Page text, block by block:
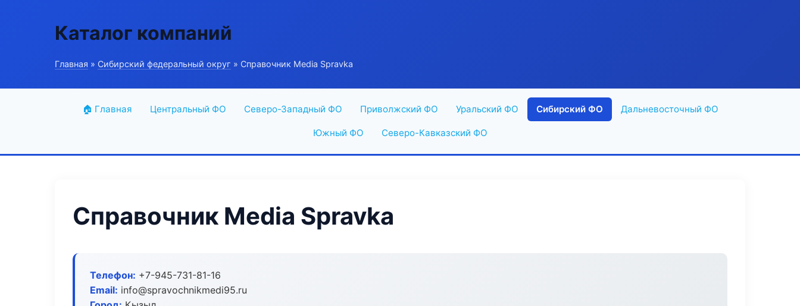
Каталог компаний
Главная » Сибирский федеральный округ » Справочник Media Spravka
🏠 Главная Центральный ФО Северо-Западный ФО Приволжский ФО Уральский ФО Сибирский ФО Дальневосточный ФО
Южный ФО Северо-Кавказский ФО
Справочник Media Spravka
Телефон: +7-945-731-81-16
Email: info@spravochnikmedi95.ru